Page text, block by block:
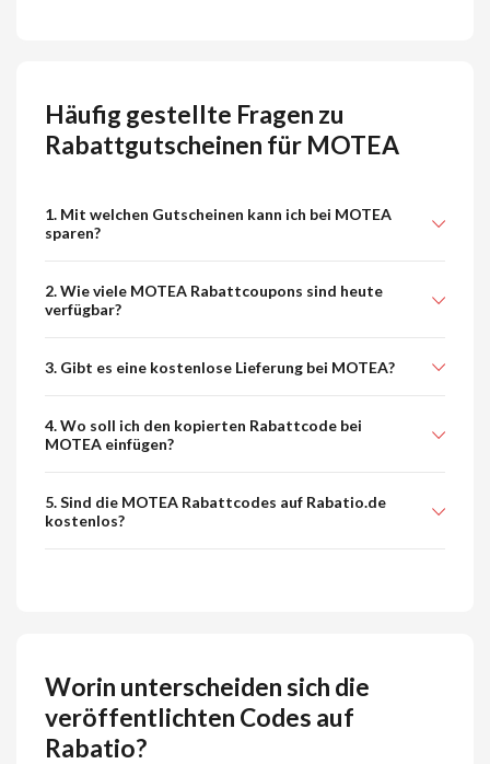
Häufig gestellte Fragen zu
Rabattgutscheinen für MOTEA
1. Mit welchen Gutscheinen kann ich bei MOTEA
sparen?
2. Wie viele MOTEA Rabattcoupons sind heute
verfügbar?
3. Gibt es eine kostenlose Lieferung bei MOTEA?
4. Wo soll ich den kopierten Rabattcode bei
MOTEA einfügen?
5. Sind die MOTEA Rabattcodes auf Rabatio.de
kostenlos?
Worin unterscheiden sich die
veröffentlichten Codes auf
Rabatio?